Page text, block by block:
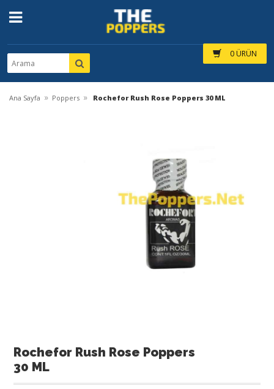
0 ÜRÜN
Ana Sayfa » Poppers » Rochefor Rush Rose Poppers 30 ML
Rochefor Rush Rose Poppers
30 ML